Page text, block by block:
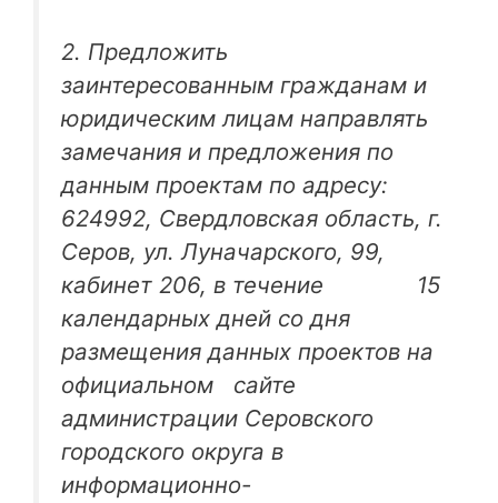
2. Предложить
заинтересованным гражданам и
юридическим лицам направлять
замечания и предложения по
данным проектам по адресу:
624992, Свердловская область, г.
Серов, ул. Луначарского, 99,
кабинет 206, в течение 15
календарных дней со дня
размещения данных проектов на
официальном сайте
администрации Серовского
городского округа в
информационно-